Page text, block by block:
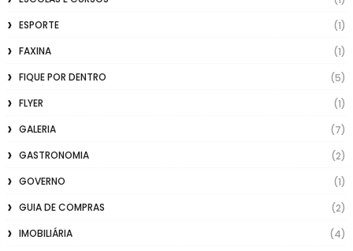
ESPORTE
(1)
FAXINA
(1)
FIQUE POR DENTRO
(5)
FLYER
(1)
GALERIA
(7)
GASTRONOMIA
(2)
GOVERNO
(1)
GUIA DE COMPRAS
(2)
IMOBILIÁRIA
(4)